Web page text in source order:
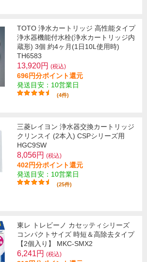
TOTO 浄水カートリッジ 高性能タイプ
浄水器機能付水栓(浄水カートリッジ内
蔵形) 3個 約4ヶ月(1日10L使用時)
TH6583
13,920円 (税込)
696円分ポイント還元
発送目安：10営業日
(4件)
三菱レイヨン 浄水器交換カートリッジ
クリンスイ (2本入) CSPシリーズ用
HGC9SW
8,056円 (税込)
402円分ポイント還元
発送目安：10営業日
(25件)
東レ トレビーノ カセッティシリーズ
コンパクトサイズ 時短＆高除去タイプ
【2個入り】 MKC-SMX2
6,241円 (税込)